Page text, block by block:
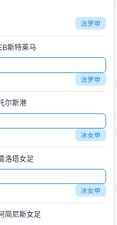
法罗甲
斯特莱马
法罗甲
尔斯港
冰女甲
洛塔女足
冰女甲
简尼斯女足